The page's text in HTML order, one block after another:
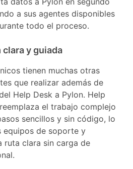
a sus agentes disponibles
todo el proceso.
y guiada
tienen muchas otras
que realizar además de
Help Desk a Pylon. Help
el trabajo complejo
sencillos y sin código, lo
equipos de soporte y
ruta clara sin carga de